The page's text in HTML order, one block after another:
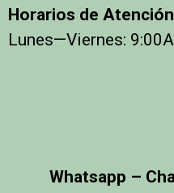
Horarios de Atención
Lunes—Viernes:
Whatsapp –